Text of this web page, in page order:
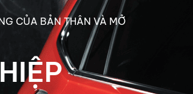
CỦA BẢN THÂN VÀ MỞ